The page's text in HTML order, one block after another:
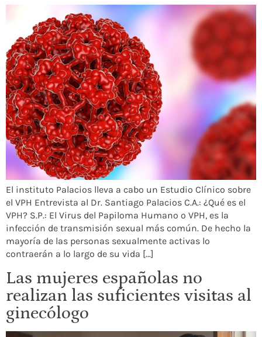
El instituto Palacios lleva a cabo un Estudio Clínico sobre
el VPH Entrevista al Dr. Santiago Palacios C.A.: ¿Qué es el
VPH? S.P.: El Virus del Papiloma Humano o VPH, es la
infección de transmisión sexual más común. De hecho la
mayoría de las personas sexualmente activas lo
contraerán a lo largo de su vida […]
Las mujeres españolas no
realizan las suficientes visitas al
ginecólogo